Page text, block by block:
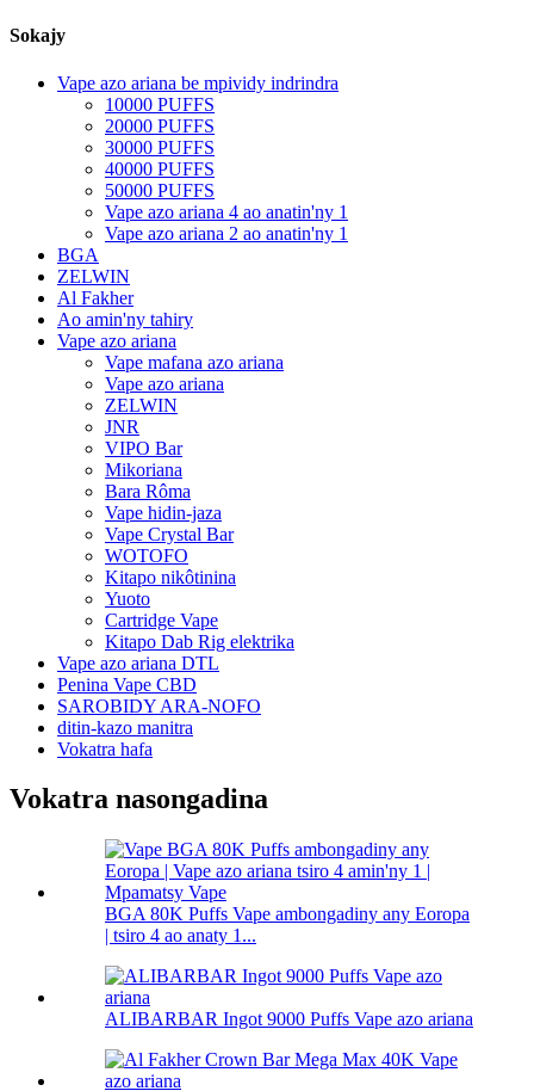
Sokajy
Vape azo ariana be mpividy indrindra
10000 PUFFS
20000 PUFFS
30000 PUFFS
40000 PUFFS
50000 PUFFS
Vape azo ariana 4 ao anatin'ny 1
Vape azo ariana 2 ao anatin'ny 1
BGA
ZELWIN
Al Fakher
Ao amin'ny tahiry
Vape azo ariana
Vape mafana azo ariana
Vape azo ariana
ZELWIN
JNR
VIPO Bar
Mikoriana
Bara Rôma
Vape hidin-jaza
Vape Crystal Bar
WOTOFO
Kitapo nikôtinina
Yuoto
Cartridge Vape
Kitapo Dab Rig elektrika
Vape azo ariana DTL
Penina Vape CBD
SAROBIDY ARA-NOFO
ditin-kazo manitra
Vokatra hafa
Vokatra nasongadina
BGA 80K Puffs Vape ambongadiny any Eoropa
| tsiro 4 ao anaty 1...
ALIBARBAR Ingot 9000 Puffs Vape azo ariana